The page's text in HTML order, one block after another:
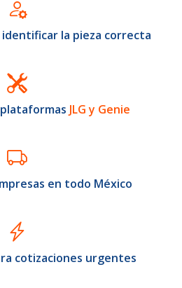
la pieza correcta
JLG y Genie
en todo México
cotizaciones urgentes